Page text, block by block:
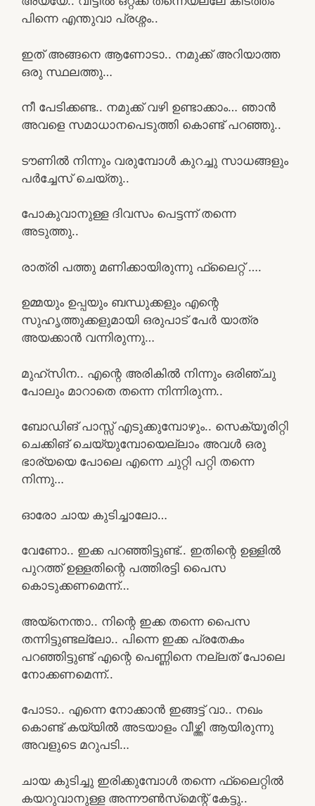
പിന്നെ എന്തുവാ പ്രശ്നം..
ഇത് അങ്ങനെ ആണോടാ.. നമുക്ക് അറിയാത്ത
ഒരു സ്ഥലത്തു…
നീ പേടിക്കണ്ട.. നമുക്ക് വഴി ഉണ്ടാക്കാം… ഞാൻ
അവളെ സമാധാനപെടുത്തി കൊണ്ട് പറഞ്ഞു..
ടൗണിൽ നിന്നും വരുമ്പോൾ കുറച്ചു സാധങ്ങളും
പർച്ചേസ് ചെയ്തു..
പോകുവാനുള്ള ദിവസം പെട്ടന്ന് തന്നെ
അടുത്തു..
രാത്രി പത്തു മണിക്കായിരുന്നു ഫ്ലൈറ്റ് ….
ഉമ്മയും ഉപ്പയും ബന്ധുക്കളും എന്റെ
സുഹൃത്തുക്കളുമായി ഒരുപാട് പേർ യാത്ര
അയക്കാൻ വന്നിരുന്നു…
മുഹ്സിന.. എന്റെ അരികിൽ നിന്നും ഒരിഞ്ചു
പോലും മാറാതെ തന്നെ നിന്നിരുന്ന..
ബോഡിങ് പാസ്സ് എടുക്കുമ്പോഴും.. സെക്യൂരിറ്റി
ചെക്കിങ് ചെയ്യുമ്പോയെല്ലാം അവൾ ഒരു
ഭാര്യയെ പോലെ എന്നെ ചുറ്റി പറ്റി തന്നെ
നിന്നു…
ഓരോ ചായ കുടിച്ചാലോ…
വേണോ.. ഇക്ക പറഞ്ഞിട്ടുണ്ട്.. ഇതിന്റെ ഉള്ളിൽ
പുറത്ത് ഉള്ളതിന്റെ പത്തിരട്ടി പൈസ
കൊടുക്കണമെന്ന്…
അയ്നെന്താ.. നിന്റെ ഇക്ക തന്നെ പൈസ
തന്നിട്ടുണ്ടല്ലോ.. പിന്നെ ഇക്ക പ്രതേകം
പറഞ്ഞിട്ടുണ്ട് എന്റെ പെണ്ണിനെ നല്ലത് പോലെ
നോക്കണമെന്ന്..
പോടാ.. എന്നെ നോക്കാൻ ഇങ്ങട്ട് വാ.. നഖം
കൊണ്ട് കയ്യിൽ അടയാളം വീഴ്ത്തി ആയിരുന്നു
അവളുടെ മറുപടി…
ചായ കുടിച്ചു ഇരിക്കുമ്പോൾ തന്നെ ഫ്ലൈറ്റിൽ
കയറുവാനുള്ള അന്നൗൺസ്‌മെന്റ് കേട്ടു..